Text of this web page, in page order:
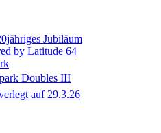
Jubiläum
by Latitude 64
Doubles III
auf 29.3.26